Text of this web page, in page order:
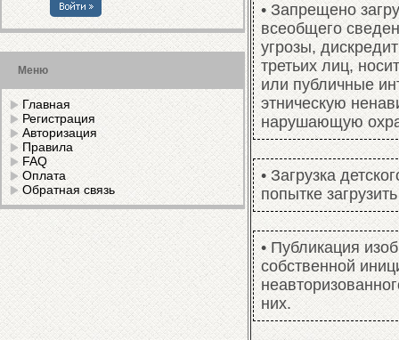
Меню
Главная
Регистрация
Авторизация
Правила
FAQ
Оплата
Обратная связь
• Запрещено
всеобщего
угрозы,
третьих лиц,
или публичные
этническую
нарушающую
• Загрузка
попытке
• Публикация
собственной
них.